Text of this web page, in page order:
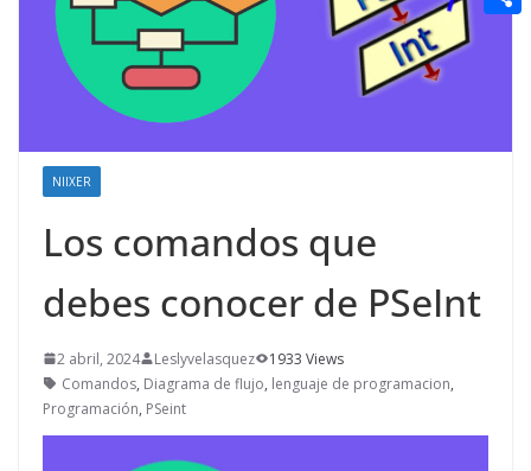
NIIXER
Los comandos que
debes conocer de PSeInt
2 abril, 2024 Leslyvelasquez
1933 Views
Comandos, Diagrama de flujo, lenguaje de programacion,
Programación, PSeint
n
s
a
p